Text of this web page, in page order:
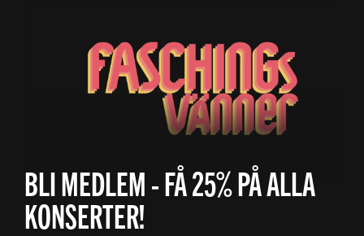
BLI MEDLEM - FÅ 25% PÅ ALLA
KONSERTER!